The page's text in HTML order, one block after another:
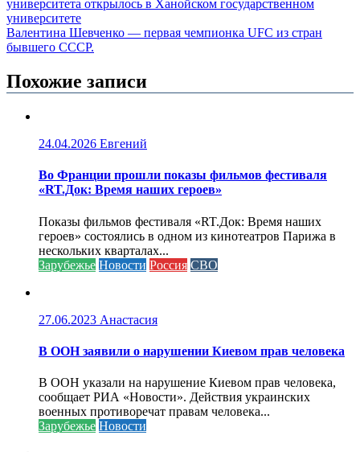
университета открылось в Ханойском государственном
университете
Валентина Шевченко — первая чемпионка UFC из стран
бывшего СССР.
Похожие записи
24.04.2026 Евгений
Во Франции прошли показы фильмов фестиваля
«RT.Док: Время наших героев»
Показы фильмов фестиваля «RT.Док: Время наших
героев» состоялись в одном из кинотеатров Парижа в
нескольких кварталах...
Зарубежье Новости Россия СВО
27.06.2023 Анастасия
В ООН заявили о нарушении Киевом прав человека
В ООН указали на нарушение Киевом прав человека,
сообщает РИА «Новости». Действия украинских
военных противоречат правам человека...
Зарубежье Новости